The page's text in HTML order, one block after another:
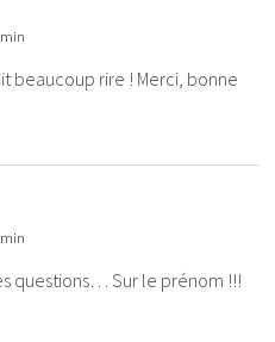
beaucoup rire ! Merci, bonne
questions… Sur le prénom !!!